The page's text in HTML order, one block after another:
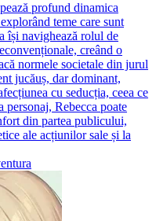
profund dinamica
teme care sunt
își navighează rolul de
creând o
normele societale din jurul
jucăuș, dar dominant,
cu seducția, ceea ce
personaj, Rebecca poate
din partea publicului,
ale acțiunilor sale și la